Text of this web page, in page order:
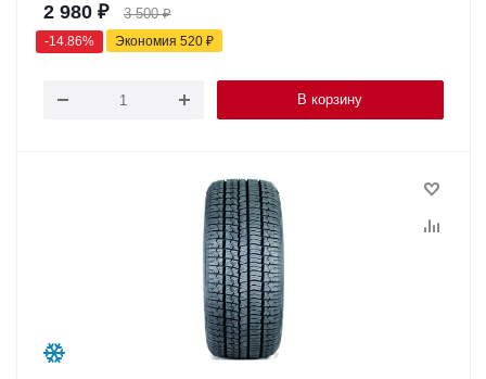
2 980 ₽ 3 500₽
-14.86% Экономия 520 ₽
В корзину